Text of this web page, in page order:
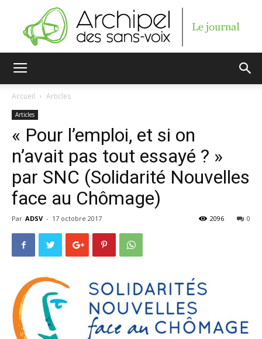
sans-
Accueil Articles
Articles
« Pour l’emploi, et si on
n’avait pas tout essayé ? »
par SNC (Solidarité Nouvelles
face au Chômage)
Par ADSV - 17 octobre 2017 0
2096